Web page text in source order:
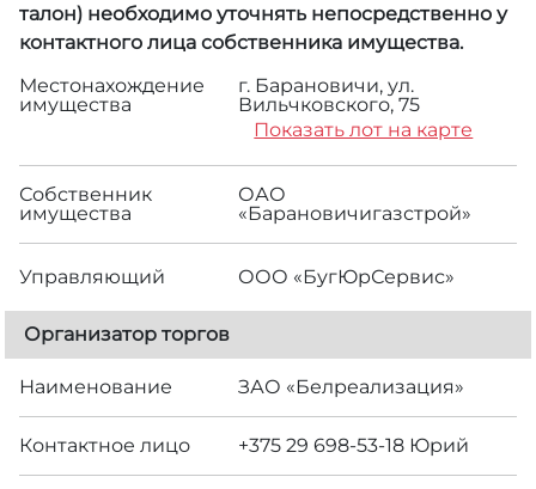
талон) необходимо уточнять непосредственно у
контактного лица собственника имущества.
Местонахождение
имущества
г. Барановичи, ул.
Вильчковского, 75
Показать лот на карте
Собственник
имущества
ОАО
«Барановичигазстрой»
Управляющий ООО «БугЮрСервис»
Организатор торгов
Наименование ЗАО «Белреализация»
Контактное лицо +375 29 698-53-18 Юрий